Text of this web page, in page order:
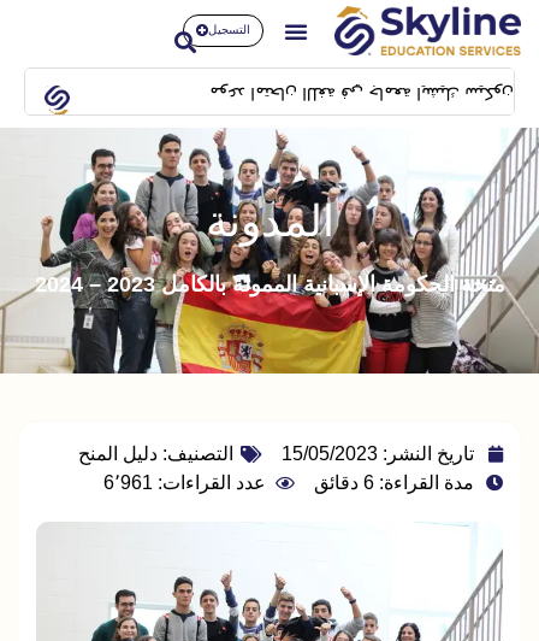
التسجيل
موعد امتحان اللغة في جامعة ايشيك سيكون بتاريخ 14/02/2024 بمبنى SFL building بشيلا
المدونة
منحة الحكومة الإسبانية الممولة بالكامل 2023 – 2024
تاريخ النشر: 15/05/2023 التصنيف: دليل المنح
مدة القراءة: 6 دقائق
عدد القراءات: 6٬961